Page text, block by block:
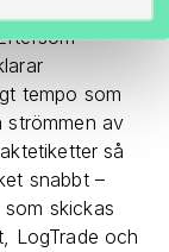
tempo som
strömmen av
så
snabbt –
skickas
LogTrade och